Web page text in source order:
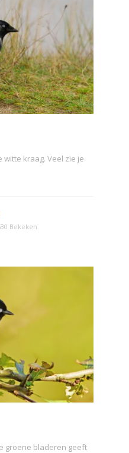
witte kraag. Veel zie je
Bekeken
groene bladeren geeft